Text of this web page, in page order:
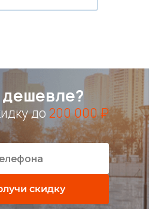
до 200 000 ₽
скидку